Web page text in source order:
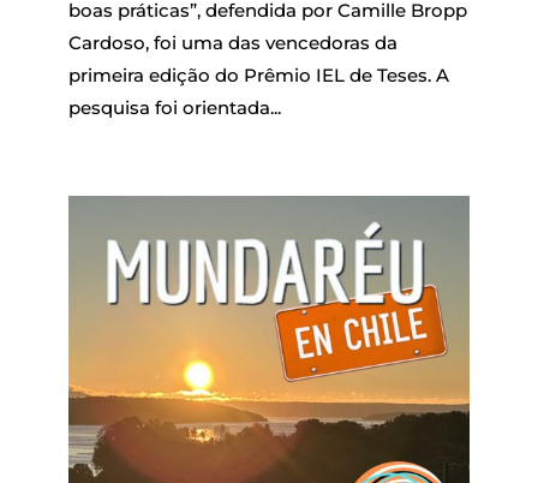
boas práticas”, defendida por Camille Bropp
Cardoso, foi uma das vencedoras da
primeira edição do Prêmio IEL de Teses. A
pesquisa foi orientada...